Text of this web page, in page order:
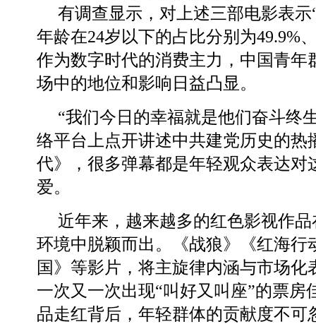
有调查显示，对上述三部电影表示
年龄在24岁以下的占比分别为49.9%
作为数字时代的消费主力，中国青年
场中的地位和影响日益凸显。
“我们今日的幸福就是他们奋斗
络平台上点开讲述中共建党历史的热
代》，很多弹幕都是年轻观众表达对
爱。
近年来，越来越多的红色影视作
环境中脱颖而出。《战狼》《红海行
国》等影片，将主旋律内涵与市场化
一次又一次出现“叫好又叫座”的票房
品走红背后，年轻群体的贡献度不可